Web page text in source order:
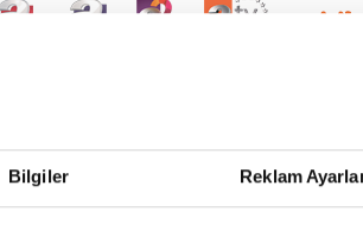
Bilgiler Reklam